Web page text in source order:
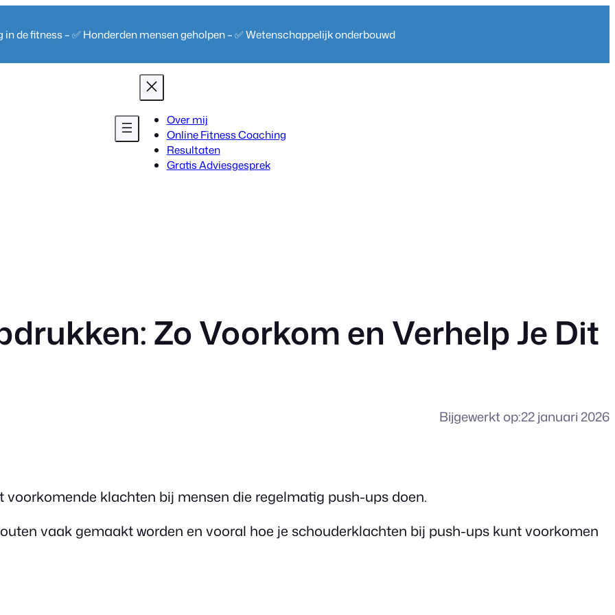
in de fitness – ✅ Honderden mensen geholpen – ✅ Wetenschappelijk onderbouwd
Over mij
Online Fitness Coaching
Resultaten
Gratis Adviesgesprek
Zo Voorkom en Verhelp Je Dit
Bijgewerkt op:22 januari 2026
voorkomende klachten bij mensen die regelmatig push-ups doen.
vaak gemaakt worden en vooral hoe je schouderklachten bij push-ups kunt voorkomen